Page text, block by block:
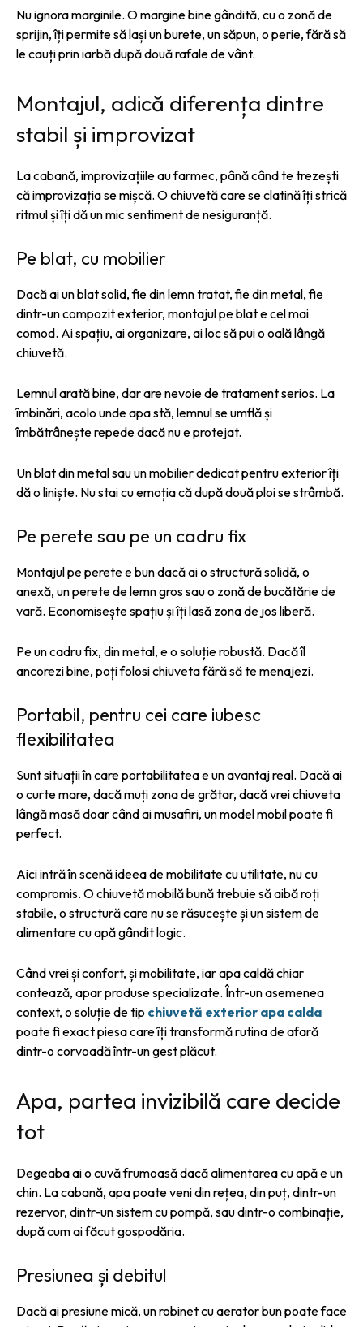
Nu ignora marginile. O margine bine gândită, cu o zonă de
sprijin, îți permite să lași un burete, un săpun, o perie, fără să
le cauți prin iarbă după două rafale de vânt.
Montajul, adică diferența dintre
stabil și improvizat
La cabană, improvizațiile au farmec, până când te trezești
că improvizația se mișcă. O chiuvetă care se clatină îți strică
ritmul și îți dă un mic sentiment de nesiguranță.
Pe blat, cu mobilier
Dacă ai un blat solid, fie din lemn tratat, fie din metal, fie
dintr-un compozit exterior, montajul pe blat e cel mai
comod. Ai spațiu, ai organizare, ai loc să pui o oală lângă
chiuvetă.
Lemnul arată bine, dar are nevoie de tratament serios. La
îmbinări, acolo unde apa stă, lemnul se umflă și
îmbătrânește repede dacă nu e protejat.
Un blat din metal sau un mobilier dedicat pentru exterior îți
dă o liniște. Nu stai cu emoția că după două ploi se strâmbă.
Pe perete sau pe un cadru fix
Montajul pe perete e bun dacă ai o structură solidă, o
anexă, un perete de lemn gros sau o zonă de bucătărie de
vară. Economisește spațiu și îți lasă zona de jos liberă.
Pe un cadru fix, din metal, e o soluție robustă. Dacă îl
ancorezi bine, poți folosi chiuveta fără să te menajezi.
Portabil, pentru cei care iubesc
flexibilitatea
Sunt situații în care portabilitatea e un avantaj real. Dacă ai
o curte mare, dacă muți zona de grătar, dacă vrei chiuveta
lângă masă doar când ai musafiri, un model mobil poate fi
perfect.
Aici intră în scenă ideea de mobilitate cu utilitate, nu cu
compromis. O chiuvetă mobilă bună trebuie să aibă roți
stabile, o structură care nu se răsucește și un sistem de
alimentare cu apă gândit logic.
Când vrei și confort, și mobilitate, iar apa caldă chiar
contează, apar produse specializate. Într-un asemenea
context, o soluție de tip chiuvetă exterior apa calda
poate fi exact piesa care îți transformă rutina de afară
dintr-o corvoadă într-un gest plăcut.
Apa, partea invizibilă care decide
tot
Degeaba ai o cuvă frumoasă dacă alimentarea cu apă e un
chin. La cabană, apa poate veni din rețea, din puț, dintr-un
rezervor, dintr-un sistem cu pompă, sau dintr-o combinație,
după cum ai făcut gospodăria.
Presiunea și debitul
Dacă ai presiune mică, un robinet cu aerator bun poate face